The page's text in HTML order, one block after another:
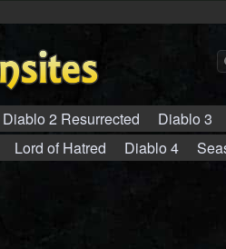
Diablo 2 Resurrected
Diablo 3
Lord of Hatred Diablo 4